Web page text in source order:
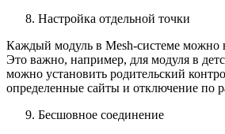
Настройка отдельной точки
Каждый модуль в Mesh-системе можно
Это важно, например, для модуля в
можно установить родительский
определенные сайты и отключение по
Бесшовное соединение